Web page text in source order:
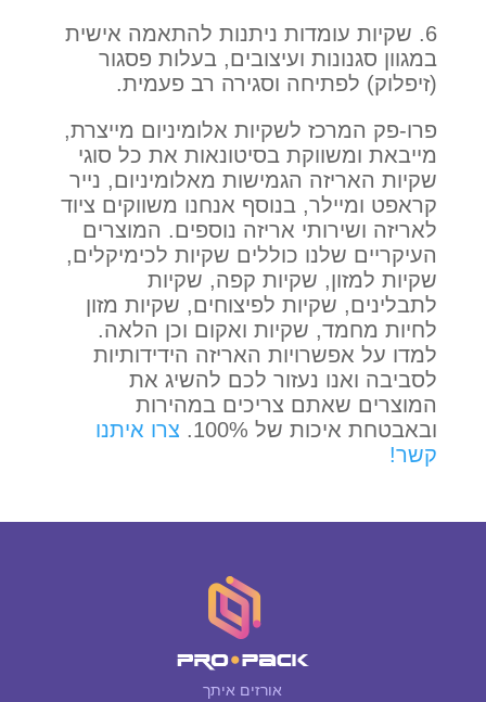
6. שקיות עומדות ניתנות להתאמה אישית
במגוון סגנונות ועיצובים, בעלות פסגור
(זיפלוק) לפתיחה וסגירה רב פעמית.
פרו-פק המרכז לשקיות אלומיניום מייצרת,
מייבאת ומשווקת בסיטונאות את כל סוגי
שקיות האריזה הגמישות מאלומיניום, נייר
קראפט ומיילר, בנוסף אנחנו משווקים ציוד
לאריזה ושירותי אריזה נוספים. המוצרים
העיקריים שלנו כוללים שקיות לכימיקלים,
שקיות למזון, שקיות קפה, שקיות
לתבלינים, שקיות לפיצוחים, שקיות מזון
לחיות מחמד, שקיות ואקום וכן הלאה.
למדו על אפשרויות האריזה הידידותיות
לסביבה ואנו נעזור לכם להשיג את
המוצרים שאתם צריכים במהירות
ובאבטחת איכות של 100%.
צרו איתנו
קשר!
אורזים איתך